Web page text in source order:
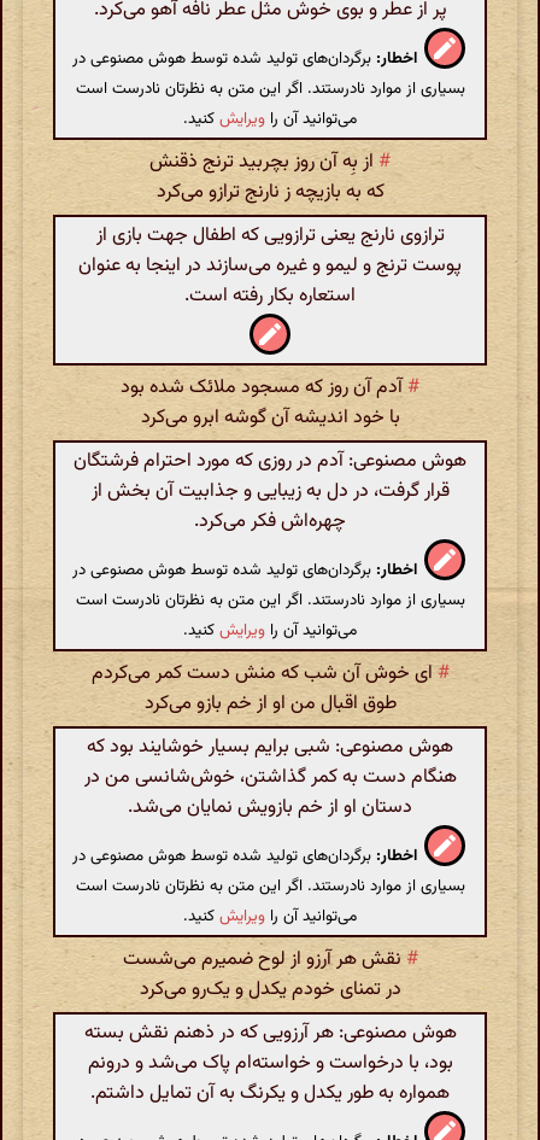
پر از عطر و بوی خوش مثل عطر نافه آهو می‌کرد.
اخطار: برگردان‌های تولید شده توسط هوش مصنوعی در
بسیاری از موارد نادرستند. اگر این متن به نظرتان نادرست است
می‌توانید آن را ویرایشکنید.
#از بِه آن روز بچربید ترنج ذقنش
که به بازیچه ز نارنج ترازو می‌کرد
ترازوی نارنج یعنی ترازویی که اطفال جهت بازی از
پوست ترنج و لیمو و غیره می‌سازند در اینجا به عنوان
استعاره بکار رفته است.
#آدم آن روز که مسجود ملائک شده بود
با خود اندیشه آن گوشه ابرو می‌کرد
هوش مصنوعی: آدم در روزی که مورد احترام فرشتگان
قرار گرفت، در دل به زیبایی و جذابیت آن بخش از
چهره‌اش فکر می‌کرد.
اخطار: برگردان‌های تولید شده توسط هوش مصنوعی در
بسیاری از موارد نادرستند. اگر این متن به نظرتان نادرست است
می‌توانید آن را ویرایشکنید.
#ای خوش آن شب که منش دست کمر می‌کردم
طوق اقبال من او از خم بازو می‌کرد
هوش مصنوعی: شبی برایم بسیار خوشایند بود که
هنگام دست به کمر گذاشتن، خوش‌شانسی من در
دستان او از خم بازویش نمایان می‌شد.
اخطار: برگردان‌های تولید شده توسط هوش مصنوعی در
بسیاری از موارد نادرستند. اگر این متن به نظرتان نادرست است
می‌توانید آن را ویرایشکنید.
# نقش هر آرزو از لوح ضمیرم می‌شست
در تمنای خودم یکدل و یک‌رو می‌کرد
هوش مصنوعی: هر آرزویی که در ذهنم نقش بسته
بود، با درخواست و خواسته‌ام پاک می‌شد و درونم
همواره به طور یکدل و یکرنگ به آن تمایل داشتم.